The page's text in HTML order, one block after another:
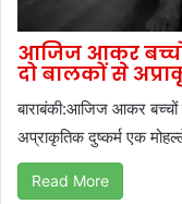
आजिज आकर
दो बालकों से
बाराबंकी:आजिज आकर
अप्राकृतिक दुष्कर्म एक
Read More